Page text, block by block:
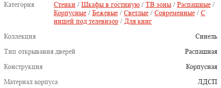
Категория Стенки / Шкафы в гостиную / ТВ зоны / Распашные /
Корпусные / Бежевые / Светлые / Современные / С
нишей под телевизор / Для книг
Коллекция
Синель
Тип открывания дверей
Распашная
Конструкция
Корпусная
Материал корпуса
ЛДСП